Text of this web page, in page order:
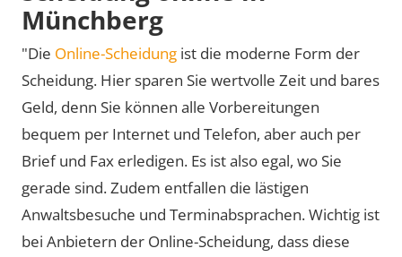
Münchberg
"Die Online-Scheidung ist die moderne Form der
Scheidung. Hier sparen Sie wertvolle Zeit und bares
Geld, denn Sie können alle Vorbereitungen
bequem per Internet und Telefon, aber auch per
Brief und Fax erledigen. Es ist also egal, wo Sie
gerade sind. Zudem entfallen die lästigen
Anwaltsbesuche und Terminabsprachen. Wichtig ist
bei Anbietern der Online-Scheidung, dass diese